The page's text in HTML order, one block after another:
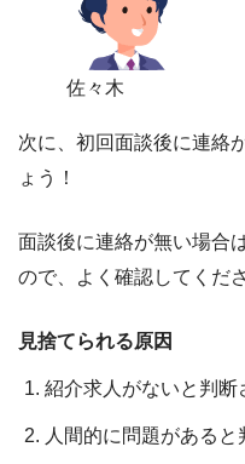
佐々木
次に、 初回面談後に連絡
ょう！
面談後に連絡が無い場合
ので、よく確認してくだ
見捨てられる原因
紹介求人がないと判断
人間的に問題があると